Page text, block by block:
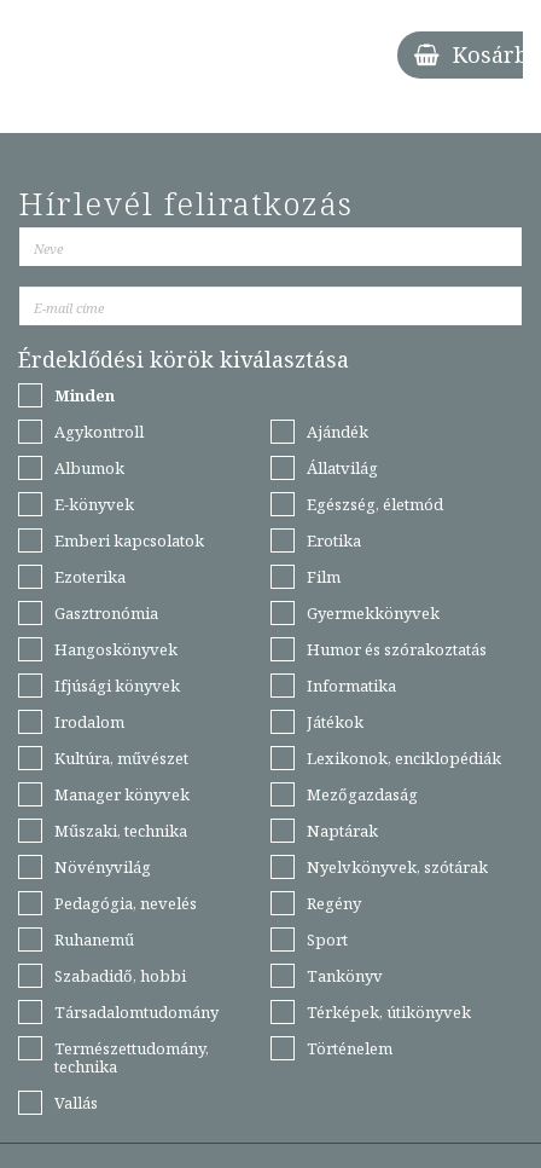
Kosárba
Hírlevél feliratkozás
Érdeklődési körök kiválasztása
Minden
Agykontroll
Ajándék
Albumok
Állatvilág
E-könyvek
Egészség, életmód
Emberi kapcsolatok
Erotika
Ezoterika
Film
Gasztronómia
Gyermekkönyvek
Hangoskönyvek
Humor és szórakoztatás
Ifjúsági könyvek
Informatika
Irodalom
Játékok
Kultúra, művészet
Lexikonok, enciklopédiák
Manager könyvek
Mezőgazdaság
Műszaki, technika
Naptárak
Növényvilág
Nyelvkönyvek, szótárak
Pedagógia, nevelés
Regény
Ruhanemű
Sport
Szabadidő, hobbi
Tankönyv
Társadalomtudomány
Térképek, útikönyvek
Természettudomány,
technika
Történelem
Vallás